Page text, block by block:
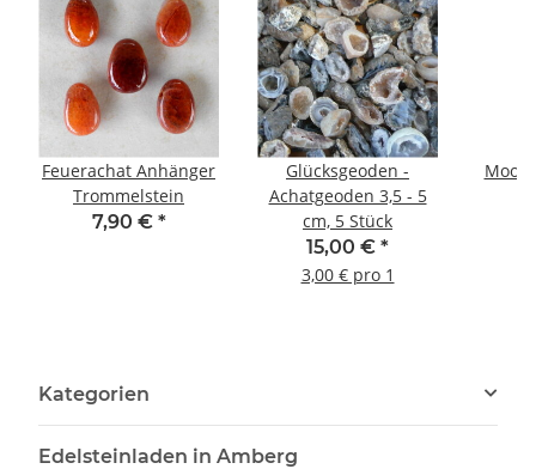
Feuerachat Anhänger
Trommelstein
7,90 € *
Glücksgeoden -
Achatgeoden 3,5 - 5
cm, 5 Stück
15,00 € *
3,00 € pro 1
Kategorien
Edelsteinladen in Amberg